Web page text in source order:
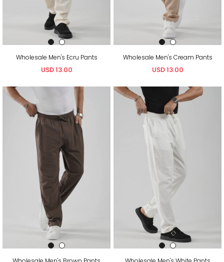
Wholesale Men's Ecru Pants
USD 13.00
Wholesale Men's Cream Pants
USD 13.00